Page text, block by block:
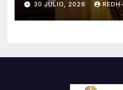
Parrilla
30 JULIO, 2026